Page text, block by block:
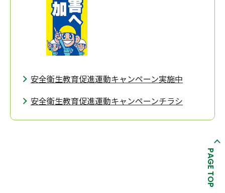
安全衛生教育促進運動キャンペーン実施中
安全衛生教育促進運動キャンペーンチラシ
PAGE TOP